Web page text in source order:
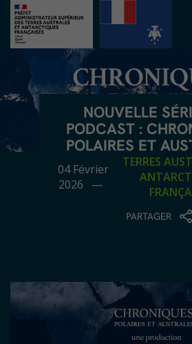
NOUVELLE
PODCAST :
POLAIRES ET
04 Février
2026 —
TERRES
PARTAGER